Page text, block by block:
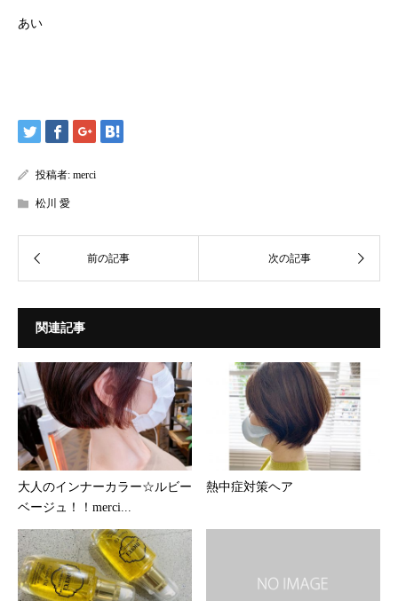
あい
投稿者: merci
松川 愛
関連記事
大人のインナーカラー☆ルビー
ベージュ！！merci...
熱中症対策ヘア